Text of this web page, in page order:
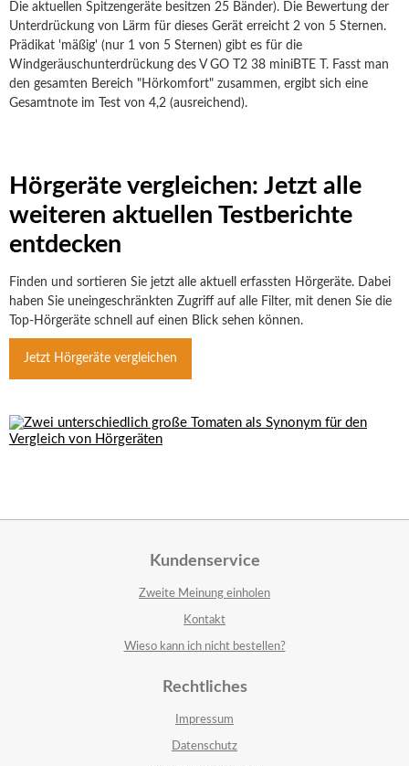
Die aktuellen Spitzengeräte besitzen 25 Bänder). Die Bewertung der
Unterdrückung von Lärm für dieses Gerät erreicht 2 von 5 Sternen.
Prädikat 'mäßig' (nur 1 von 5 Sternen) gibt es für die
Windgeräuschunterdrückung des V GO T2 38 miniBTE T. Fasst man
den gesamten Bereich "Hörkomfort" zusammen, ergibt sich eine
Gesamtnote im Test von 4,2 (ausreichend).
Hörgeräte vergleichen: Jetzt alle
weiteren aktuellen Testberichte
entdecken
Finden und sortieren Sie jetzt alle aktuell erfassten Hörgeräte. Dabei
haben Sie uneingeschränkten Zugriff auf alle Filter, mit denen Sie die
Top-Hörgeräte schnell auf einen Blick sehen können.
Jetzt Hörgeräte vergleichen
Kundenservice
Zweite Meinung einholen
Kontakt
Wieso kann ich nicht bestellen?
Rechtliches
Impressum
Datenschutz